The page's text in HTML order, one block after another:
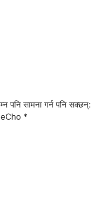
पनि सामना गर्न पनि सक्छन्:
*